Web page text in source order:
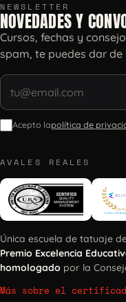
NEWSLETTER
NOVEDADES Y
Cursos, fechas y
spam, te puedes dar
Acepto lapolítica de
AVALES REALES
Única escuela de tatuaje
Premio Excelencia
homologado por la
Más sobre el